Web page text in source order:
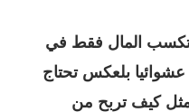
تكسب المال فقط في
عشوائيا بلعكس تحتاج
مثل كيف تربح من